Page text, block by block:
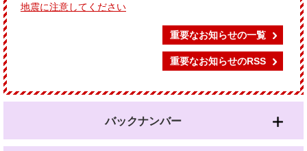
地震に注意してください
重要なお知らせの一覧
重要なお知らせのRSS
バックナンバー